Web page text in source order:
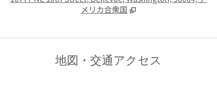
メリカ合衆国
地図・交通アクセス